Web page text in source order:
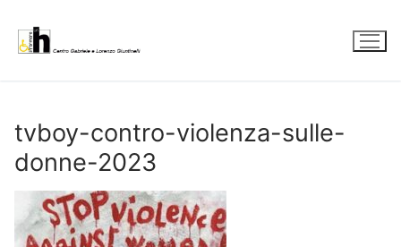
contenuto
tvboy-contro-violenza-sulle-
donne-2023